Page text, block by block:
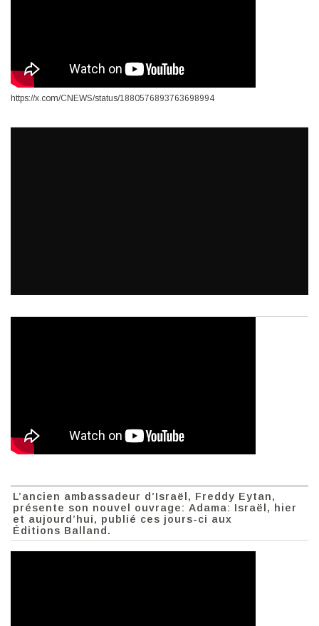
https://x.com/CNEWS/status/1880576893763698994
L’ancien ambassadeur d’Israël, Freddy Eytan,
présente son nouvel ouvrage: Adama: Israël, hier
et aujourd’hui, publié ces jours-ci aux
Éditions Balland.